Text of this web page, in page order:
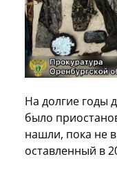
На долгие годы
было
нашли, пока не
оставленный в